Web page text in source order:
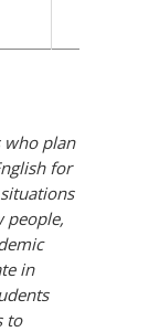
who plan
for
people,
in
to